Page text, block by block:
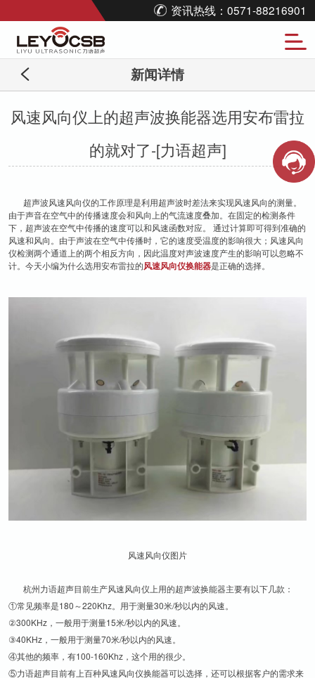
资讯热线：0571-88216901
新闻详情
风速风向仪上的超声波换能器选用安布雷拉
的就对了-[力语超声]
超声波风速风向仪的工作原理是利用超声波时差法来实现风速风向的测量。
由于声音在空气中的传播速度会和风向上的气流速度叠加。在固定的检测条件
下，超声波在空气中传播的速度可以和风速函数对应。 通过计算即可得到准确的
风速和风向。由于声波在空气中传播时，它的速度受温度的影响很大；风速风向
仪检测两个通道上的两个相反方向，因此温度对声波速度产生的影响可以忽略不
计。今天小编为什么选用安布雷拉的风速风向仪换能器是正确的选择。
风速风向仪图片
杭州力语超声目前生产风速风向仪上用的超声波换能器主要有以下几款：
①常见频率是180～220Khz。用于测量30米/秒以内的风速。
②300KHz，一般用于测量15米/秒以内的风速。
③40KHz，一般用于测量70米/秒以内的风速。
④其他的频率，有100-160Khz，这个用的很少。
⑤力语超声目前有上百种风速风向仪换能器可以选择，还可以根据客户的需求来